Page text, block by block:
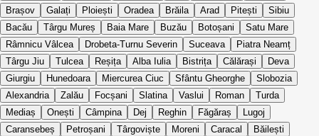
Brașov
Galați Ploiești Oradea Brăila Arad Pitești
Sibiu
Bacău
Târgu Mureș Baia Mare Buzău Botoșani
Satu Mare
Râmnicu Vâlcea
Drobeta-Turnu Severin Suceava
Piatra Neamț
Târgu Jiu
Tulcea Reșița Alba Iulia Bistrița Călărași
Deva
Giurgiu
Hunedoara Miercurea Ciuc Sfântu Gheorghe
Slobozia
Alexandria
Zalău Focșani Slatina Vaslui Roman
Turda
Mediaș
Onești Câmpina Dej Reghin Făgăraș
Lugoj
Caransebeș
Petroșani Târgoviște Moreni Caracal
Băilești